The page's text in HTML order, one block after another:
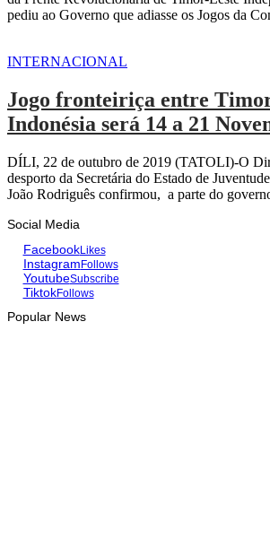
pediu ao Governo que adiasse os Jogos da
INTERNACIONAL
Jogo fronteiriça entre
Indonésia será 14 a 21
DÍLI, 22 de outubro de 2019 (TATOLI)-O
desporto da Secretária do Estado de
João Rodriguês confirmou, a parte do
Social Media
FacebookLikes
InstagramFollows
YoutubeSubscribe
TiktokFollows
Popular News